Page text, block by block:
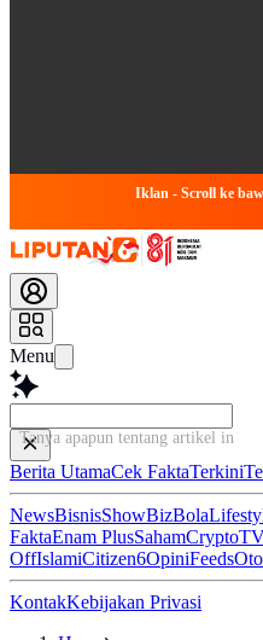
Iklan - Scroll ke
Menu
Tanya apapun tentang artikel ini...
Berita UtamaCek FaktaTerkini
NewsBisnisShowBizBola
FaktaEnam PlusSahamCrypto
OffIslamiCitizen6OpiniFeeds
KontakKebijakan Privasi